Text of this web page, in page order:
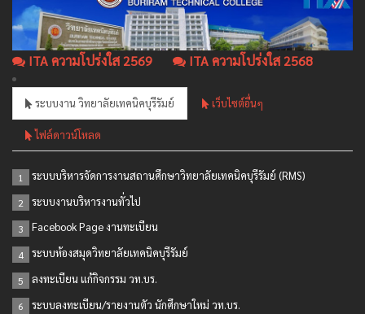
ITA ความโปร่งใส 2569 ITA ความโปร่งใส 2568
ระบบงาน วิทยาลัยเทคนิคบุรีรัมย์ เว็บไซต์อื่นๆ
ไฟล์ดาวน์โหลด
1 ระบบบริหารจัดการงานสถานศึกษาวิทยาลัยเทคนิคบุรีรัมย์ (RMS)
2 ระบบงานบริหารงานทั่วไป
3 Facebook Page งานทะเบียน
4 ระบบห้องสมุดวิทยาลัยเทคนิคบุรีรัมย์
5 ลงทะเบียน แก้กิจกรรม วท.บร.
6 ระบบลงทะเบียน/รายงานตัว นักศึกษาใหม่ วท.บร.